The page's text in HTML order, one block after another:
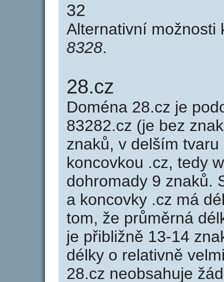
32
Alternativní možnosti
8328.
28.cz
Doména 28.cz je
83282.cz (je bez
znaků, v delším
koncovkou .cz, tedy
dohromady 9 znaků.
a koncovky .cz má
tom, že průměrná
je přibližně 13-14
délky o relativně
28.cz neobsahuje